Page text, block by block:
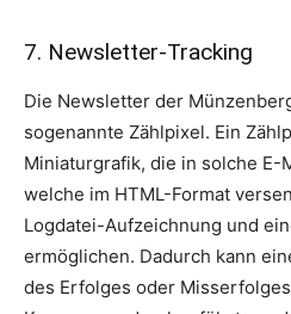
7. Newsletter-Tracking
Die Newsletter der
sogenannte Zählpixel. Ein
Miniaturgrafik, die in solche E-
welche im HTML-Format
Logdatei-Aufzeichnung und
ermöglichen. Dadurch kann
des Erfolges oder